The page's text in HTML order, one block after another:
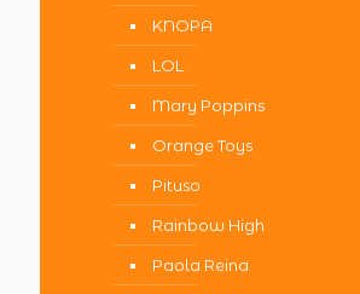
KNOPA
LOL
Mary Poppins
Orange Toys
Pituso
Rainbow High
Paola Reina